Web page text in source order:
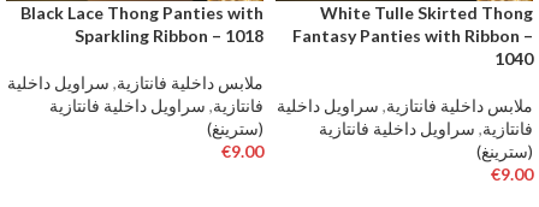
White Tulle Skirted Thong
Fantasy Panties with Ribbon –
1040
ملابس داخلية فانتازية, سراويل داخلية
فانتازية, سراويل داخلية فانتازية
(سترينغ)
€9.00
Black Lace Thong Panties with
Sparkling Ribbon – 1018
ملابس داخلية فانتازية, سراويل داخلية
فانتازية, سراويل داخلية فانتازية
(سترينغ)
€9.00